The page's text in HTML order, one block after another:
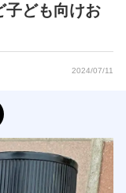
ども向けお
2024/07/11
Next